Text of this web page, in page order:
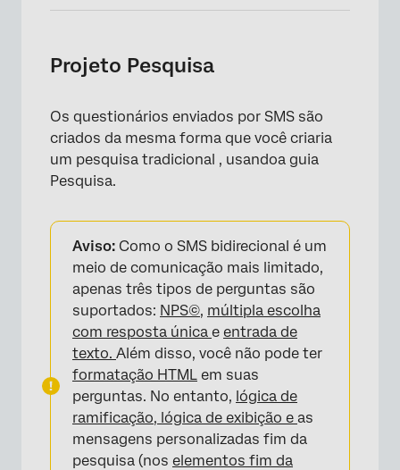
Projeto Pesquisa
Os questionários enviados por SMS são
criados da mesma forma que você criaria
um pesquisa tradicional , usandoa guia
Pesquisa.
Aviso: Como o SMS bidirecional é um
meio de comunicação mais limitado,
apenas três tipos de perguntas são
suportados: NPS©, múltipla escolha
com resposta única e entrada de
texto. Além disso, você não pode ter
formatação HTML em suas
perguntas. No entanto, lógica de
ramificação, lógica de exibição e as
mensagens personalizadas fim da
pesquisa (nos elementos fim da